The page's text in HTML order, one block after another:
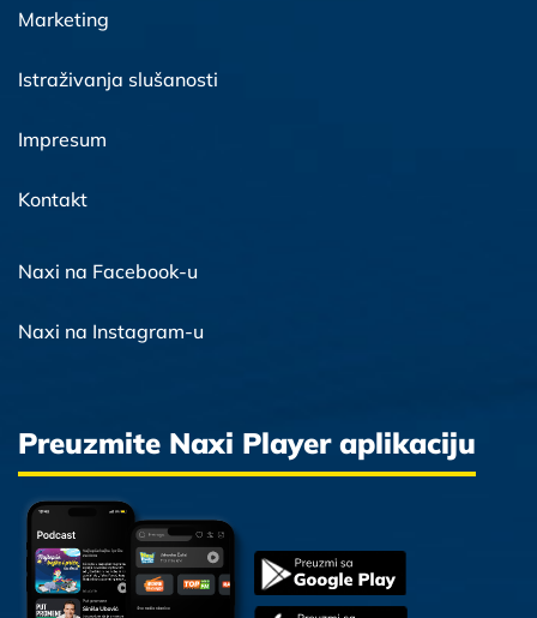
Marketing
Istraživanja slušanosti
Impresum
Kontakt
Naxi na Facebook-u
Naxi na Instagram-u
Preuzmite Naxi Player aplikaciju